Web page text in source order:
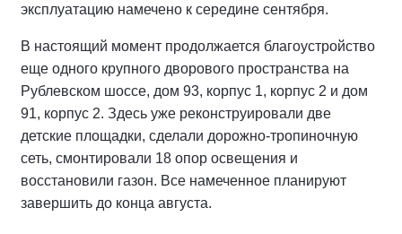
эксплуатацию намечено к середине сентября.
В настоящий момент продолжается благоустройство
еще одного крупного дворового пространства на
Рублевском шоссе, дом 93, корпус 1, корпус 2 и дом
91, корпус 2. Здесь уже реконструировали две
детские площадки, сделали дорожно-тропиночную
сеть, смонтировали 18 опор освещения и
восстановили газон. Все намеченное планируют
завершить до конца августа.